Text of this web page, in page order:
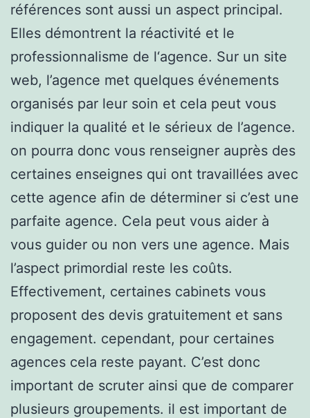
références sont aussi un aspect principal.
Elles démontrent la réactivité et le
professionnalisme de l‘agence. Sur un site
web, l’agence met quelques événements
organisés par leur soin et cela peut vous
indiquer la qualité et le sérieux de l’agence.
on pourra donc vous renseigner auprès des
certaines enseignes qui ont travaillées avec
cette agence afin de déterminer si c’est une
parfaite agence. Cela peut vous aider à
vous guider ou non vers une agence. Mais
l’aspect primordial reste les coûts.
Effectivement, certaines cabinets vous
proposent des devis gratuitement et sans
engagement. cependant, pour certaines
agences cela reste payant. C’est donc
important de scruter ainsi que de comparer
plusieurs groupements. il est important de